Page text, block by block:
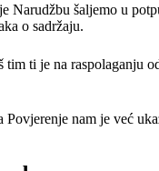
Narudžbu šaljemo u
o sadržaju.
tim ti je na raspolaganju
Povjerenje nam je već